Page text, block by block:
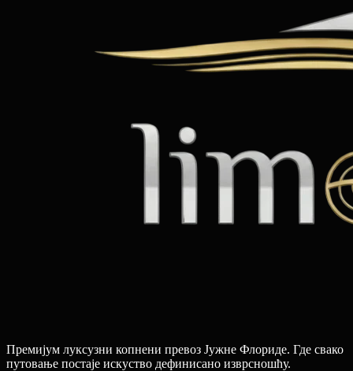
Премијум луксузни копнени превоз Јужне Флориде. Где свако
путовање постаје искуство дефинисано изврсношћу.